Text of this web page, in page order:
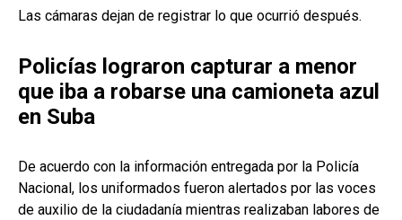
Las cámaras dejan de registrar lo que ocurrió después.
Policías lograron capturar a menor
que iba a robarse una camioneta azul
en Suba
De acuerdo con la información entregada por la Policía
Nacional, los uniformados fueron alertados por las voces
de auxilio de la ciudadanía mientras realizaban labores de